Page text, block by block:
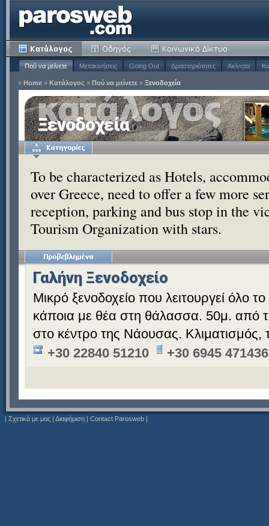
Πού να μείνετε Μετακινήσεις Going Out Δραστηριότητες Ακίνητα
» Home » Κατάλογος » Πού να μείνετε » Ξενοδοχεία
Ξενοδοχεία
To be characterized as Hotels,
over Greece, need to offer a few more
reception, parking and bus stop in the
Tourism Organization with stars.
Γαλήνη Ξενοδοχείο
Μικρό ξενοδοχείο που λειτουργεί όλο
κάποια με θέα στη θάλασσα. 50μ. από
στο κέντρο της Νάουσας.
+30 22840 51210
+30 6945 471436
| Σχετικά με μας | Διαφήμιση | Contact Parosweb |